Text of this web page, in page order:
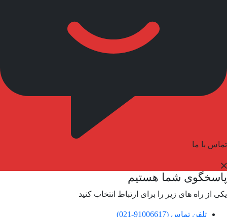
تماس با ما
پاسخگوی شما هستیم
یکی از راه های زیر را برای ارتباط انتخاب کنید
تلفن تماس (91006617-021)